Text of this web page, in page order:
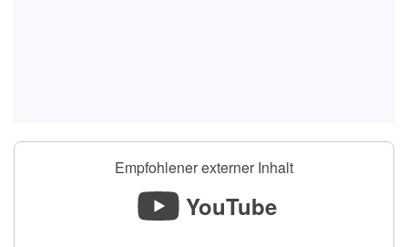
Empfohlener externer Inhalt
YouTube